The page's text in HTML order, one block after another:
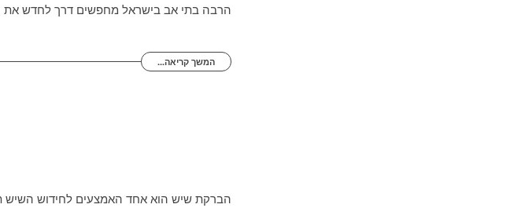
הרבה בתי אב בישראל מחפשים דרך לחדש את
המשך קריאה...
הברקת שיש הוא אחד האמצעים לחידוש השיש